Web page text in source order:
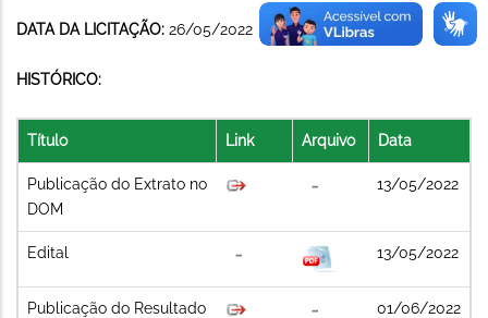
DATA DA LICITAÇÃO: 26/05/2022
HISTÓRICO:
Título Link Arquivo Data
Publicação do Extrato no
DOM
13/05/2022
Edital 13/05/2022
Publicação do Resultado
01/06/2022